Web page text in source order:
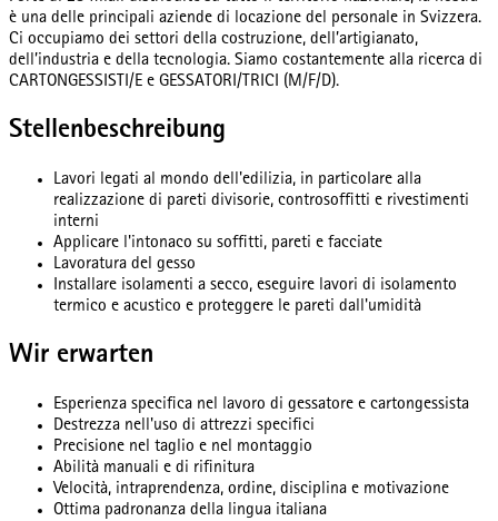
è una delle principali aziende di locazione del personale in Svizzera.
Ci occupiamo dei settori della costruzione, dell’artigianato,
dell’industria e della tecnologia. Siamo costantemente alla ricerca di
CARTONGESSISTI/E e GESSATORI/TRICI (M/F/D).
Stellenbeschreibung
Lavori legati al mondo dell'edilizia, in particolare alla
realizzazione di pareti divisorie, controsoffitti e rivestimenti
interni
Applicare l'intonaco su soffitti, pareti e facciate
Lavoratura del gesso
Installare isolamenti a secco, eseguire lavori di isolamento
termico e acustico e proteggere le pareti dall'umidità
Wir erwarten
Esperienza specifica nel lavoro di gessatore e cartongessista
Destrezza nell'uso di attrezzi specifici
Precisione nel taglio e nel montaggio
Abilità manuali e di rifinitura
Velocità, intraprendenza, ordine, disciplina e motivazione
Ottima padronanza della lingua italiana